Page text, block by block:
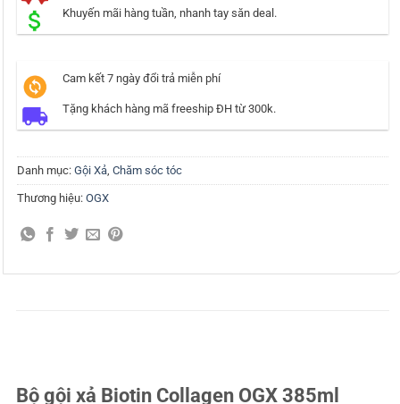
Khuyến mãi hàng tuần, nhanh tay săn deal.
Cam kết 7 ngày đổi trả miễn phí
Tặng khách hàng mã freeship ĐH từ 300k.
Danh mục: Gội Xả Chăm sóc tóc
Thương hiệu: OGX
Bộ gội xả Biotin Collagen OGX 385ml